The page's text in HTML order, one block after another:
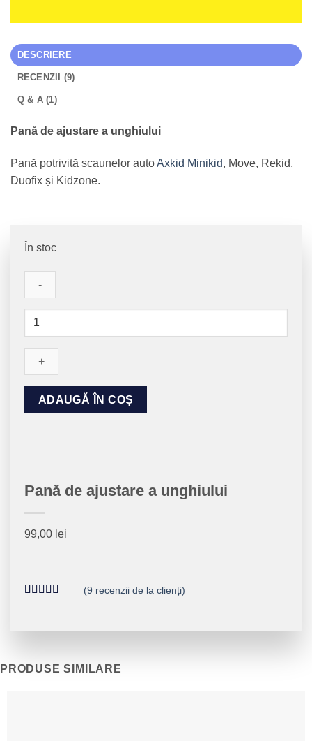
DESCRIERE
RECENZII (9)
Q & A (1)
Pană de ajustare a unghiului
Pană potrivită scaunelor autoAxkid Minikid, Move, Rekid,
Duofix și Kidzone.
În stoc
Cantitate
de
ajustare
unghiului
ADAUGĂ ÎN COȘ
Pană de ajustare a unghiului
99,00 lei
pe baza a
(9 recenzii de la clienți)
PRODUSE SIMILARE